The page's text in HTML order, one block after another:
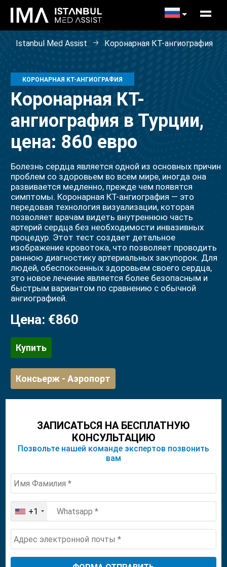
Istanbul Med Assist Коронарная КТ-ангиография
КОРОНАРНАЯ КТ-АНГИОГРАФИЯ
Коронарная КТ-
ангиография в Турции,
цена: 860 евро
Болезнь сердца является одной из основных причин
проблем со здоровьем во всем мире, иногда она
развивается медленно, прежде чем появятся
симптомы. Коронарная КТ-ангиография — это
передовая технология визуализации, которая
позволяет врачам видеть внутреннюю часть
артерий сердца без необходимости инвазивных
процедур. Этот тест создает детальное
изображение кровотока, что позволяет проводить
раннюю диагностику артериальных закупорок. Для
людей, обеспокоенных здоровьем своего сердца,
это новое лечение является более безопасным и
быстрым вариантом по сравнению с обычной
ангиографией.
Цена: €860
Купить
Консьерж - Аэропорт
ЗАПИСАТЬСЯ НА БЕСПЛАТНУЮ
КОНСУЛЬТАЦИЮ
Позвольте нашей команде экспертов позвонить
вам
United
States
+1
+1